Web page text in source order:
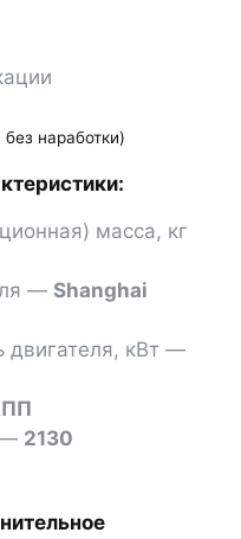
наработки)
масса, кг
― Shanghai
двигателя, кВт ―
― 2130